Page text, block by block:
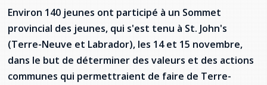
Forum jeunesse pancanadien
Festival jeunesse de l'Acadie
Assemblée générale annuelle
Gestes et paroles ambigus
Admission au barreau
Ressources documentaires
Formulaires de procédure pénale
La Charte canadienne des droits et libertés
Offres d'emploi (Secteur Justice)
Législation spéciale Covid-19
Règlement Quiz RVF 2021
Continuons en français
Activités
Guide du système de santé à TNL
Annuaire de santé
Offres Actives
Services en français
Ma langue, c'est ma fierté !
Carte des services en français
2SLGBTQIA+
Environ 140 jeunes ont participé à un Sommet
provincial des jeunes, qui s'est tenu à St. John's
(Terre-Neuve et Labrador), les 14 et 15 novembre,
dans le but de déterminer des valeurs et des actions
communes qui permettraient de faire de Terre-